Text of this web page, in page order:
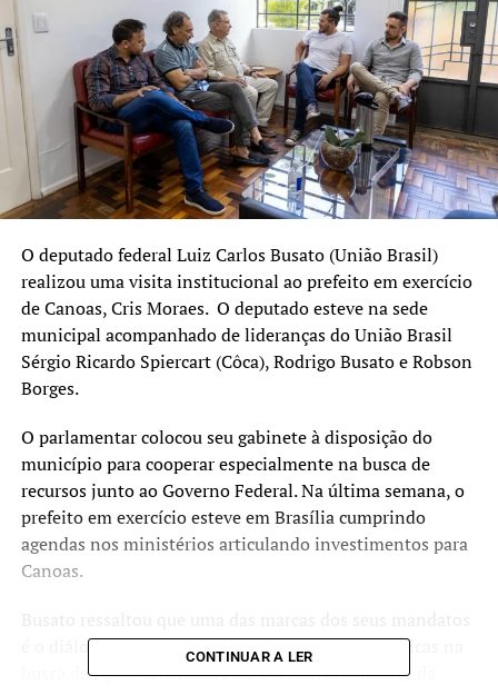
O deputado federal Luiz Carlos Busato (União Brasil)
realizou uma visita institucional ao prefeito em exercício
de Canoas, Cris Moraes. O deputado esteve na sede
municipal acompanhado de lideranças do União Brasil
Sérgio Ricardo Spiercart (Côca), Rodrigo Busato e Robson
Borges.
O parlamentar colocou seu gabinete à disposição do
município para cooperar especialmente na busca de
recursos junto ao Governo Federal. Na última semana, o
prefeito em exercício esteve em Brasília cumprindo
agendas nos ministérios articulando investimentos para
Canoas.
é o diálogo permanente com todas as forças políticas na
busca de ações concretas para o desenvolvimento da
CONTINUAR A LER